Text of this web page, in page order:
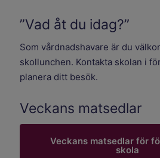
”Vad åt du idag?”
Som vårdnadshavare är du
skollunchen. Kontakta skolan i
planera ditt besök.
Veckans matsedlar
Veckans matsedlar för
skola